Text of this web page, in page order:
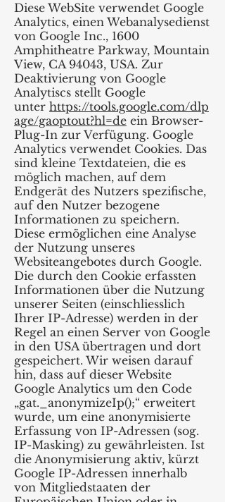
Diese WebSite verwendet Google
Analytics, einen Webanalysedienst
von Google Inc., 1600
Amphitheatre Parkway, Mountain
View, CA 94043, USA. Zur
Deaktivierung von Google
Analytiscs stellt Google
unter https://tools.google.com/dlp
age/gaoptout?hl=de ein Browser-
Plug-In zur Verfügung. Google
Analytics verwendet Cookies. Das
sind kleine Textdateien, die es
möglich machen, auf dem
Endgerät des Nutzers spezifische,
auf den Nutzer bezogene
Informationen zu speichern.
Diese ermöglichen eine Analyse
der Nutzung unseres
Websiteangebotes durch Google.
Die durch den Cookie erfassten
Informationen über die Nutzung
unserer Seiten (einschliesslich
Ihrer IP-Adresse) werden in der
Regel an einen Server von Google
in den USA übertragen und dort
gespeichert. Wir weisen darauf
hin, dass auf dieser Website
Google Analytics um den Code
„gat._anonymizeIp();“ erweitert
wurde, um eine anonymisierte
Erfassung von IP-Adressen (sog.
IP-Masking) zu gewährleisten. Ist
die Anonymisierung aktiv, kürzt
Google IP-Adressen innerhalb
von Mitgliedstaaten der